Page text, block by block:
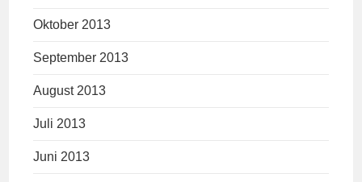
Oktober 2013
September 2013
August 2013
Juli 2013
Juni 2013